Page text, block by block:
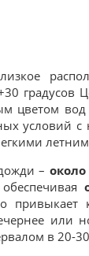
градусов
цветом
условий
– около
или
в 20-